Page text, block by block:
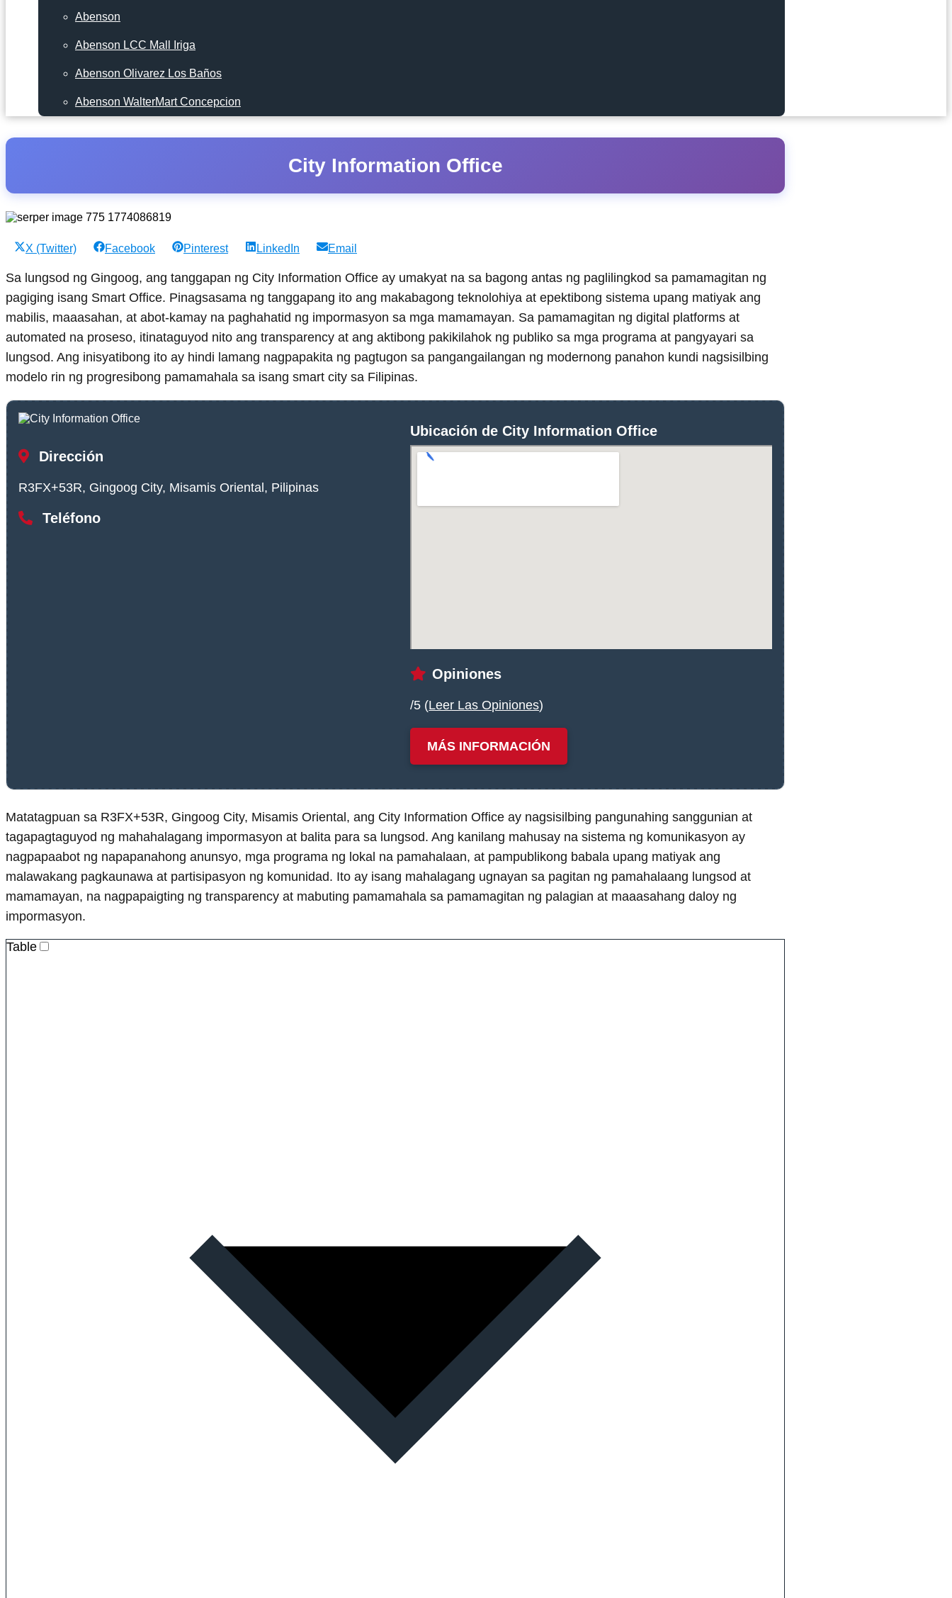
Abenson
Abenson LCC Mall Iriga
Abenson Olivarez Los Baños
Abenson WalterMart Concepcion
City Information Office
Share
X (Twitter)
Share
Facebook
Share
Pinterest
Share
LinkedIn
Share
Email
Sa lungsod ng Gingoog, ang tanggapan ng City Information Office ay umakyat na sa bagong antas ng paglilingkod sa pamamagitan ng
pagiging isang Smart Office. Pinagsasama ng tanggapang ito ang makabagong teknolohiya at epektibong sistema upang matiyak ang
mabilis, maaasahan, at abot-kamay na paghahatid ng impormasyon sa mga mamamayan. Sa pamamagitan ng digital platforms at
automated na proseso, itinataguyod nito ang transparency at ang aktibong pakikilahok ng publiko sa mga programa at pangyayari sa
lungsod. Ang inisyatibong ito ay hindi lamang nagpapakita ng pagtugon sa pangangailangan ng modernong panahon kundi nagsisilbing
modelo rin ng progresibong pamamahala sa isang smart city sa Filipinas.
Dirección
R3FX+53R, Gingoog City, Misamis Oriental, Pilipinas
Teléfono
Ubicación de City Information Office
Opiniones
/5 (Leer Las Opiniones)
MÁS INFORMACIÓN
Matatagpuan sa R3FX+53R, Gingoog City, Misamis Oriental, ang City Information Office ay nagsisilbing pangunahing sanggunian at
tagapagtaguyod ng mahahalagang impormasyon at balita para sa lungsod. Ang kanilang mahusay na sistema ng komunikasyon ay
nagpapaabot ng napapanahong anunsyo, mga programa ng lokal na pamahalaan, at pampublikong babala upang matiyak ang
malawakang pagkaunawa at partisipasyon ng komunidad. Ito ay isang mahalagang ugnayan sa pagitan ng pamahalaang lungsod at
mamamayan, na nagpapaigting ng transparency at mabuting pamamahala sa pamamagitan ng palagian at maaasahang daloy ng
impormasyon.
Table